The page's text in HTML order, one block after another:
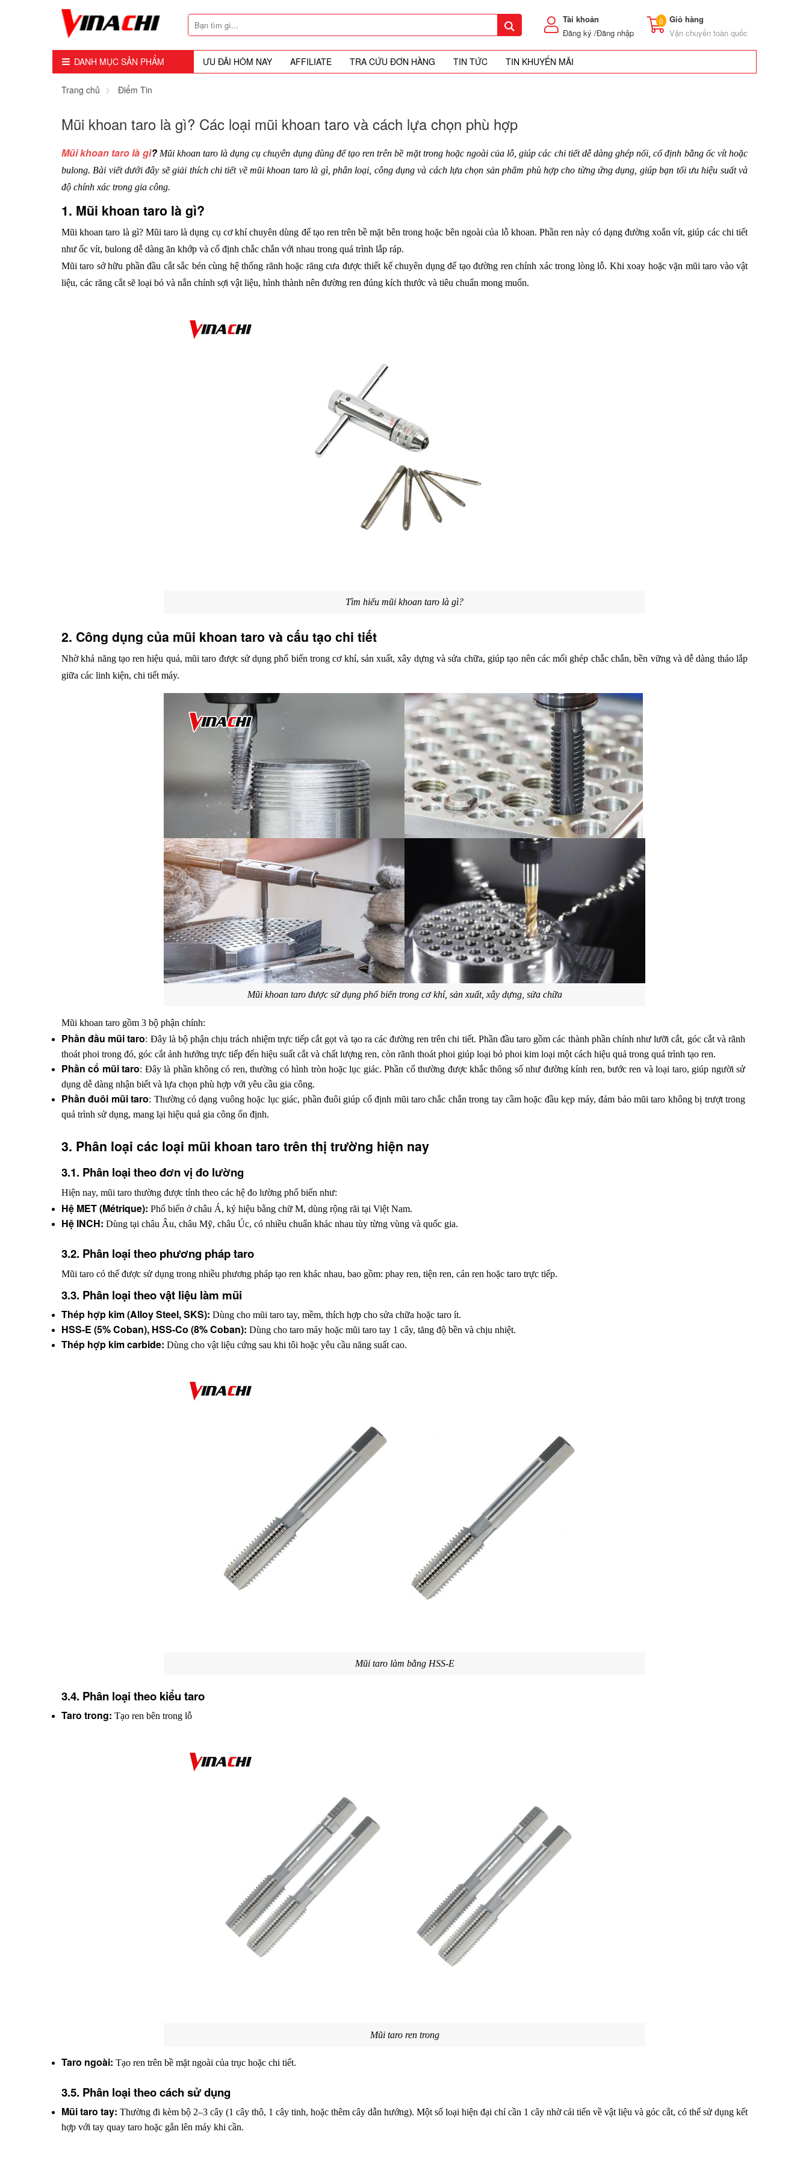
Tài khoản
Đăng ký /Đăng nhập
0
Giỏ hàng
Vận chuyển toàn quốc
DANH MỤC SẢN PHẨM ƯU ĐÃI HÔM NAY AFFILIATE TRA CỨU ĐƠN HÀNG TIN TỨC TIN KHUYẾN MÃI
Dụng Cụ - Công Cụ
Máy Cầm Tay
Máy Chế Biến Gỗ
Thiết bị Dùng Hơi
Khóa - Phụ Kiện Cửa
Trang chủ Điểm Tin
Mũi khoan taro là gì? Các loại mũi khoan taro và cách lựa chọn phù hợp
Mũi khoan taro là gì? Mũi khoan taro là dụng cụ chuyên dụng dùng để tạo ren trên bề mặt trong hoặc ngoài của lỗ, giúp các chi tiết dễ dàng ghép nối, cố định bằng ốc vít hoặc
bulong. Bài viết dưới đây sẽ giải thích chi tiết về mũi khoan taro là gì, phân loại, công dụng và cách lựa chọn sản phẩm phù hợp cho từng ứng dụng, giúp bạn tối ưu hiệu suất và
độ chính xác trong gia công.
1. Mũi khoan taro là gì?
Mũi khoan taro là gì? Mũi taro là dụng cụ cơ khí chuyên dùng để tạo ren trên bề mặt bên trong hoặc bên ngoài của lỗ khoan. Phần ren này có dạng đường xoắn vít, giúp các chi tiết
như ốc vít, bulong dễ dàng ăn khớp và cố định chắc chắn với nhau trong quá trình lắp ráp.
Mũi taro sở hữu phần đầu cắt sắc bén cùng hệ thống rãnh hoặc răng cưa được thiết kế chuyên dụng để tạo đường ren chính xác trong lòng lỗ. Khi xoay hoặc vặn mũi taro vào vật
liệu, các răng cắt sẽ loại bỏ và nắn chỉnh sợi vật liệu, hình thành nên đường ren đúng kích thước và tiêu chuẩn mong muốn.
Tìm hiểu mũi khoan taro là gì?
2. Công dụng của mũi khoan taro và cấu tạo chi tiết
Nhờ khả năng tạo ren hiệu quả, mũi taro được sử dụng phổ biến trong cơ khí, sản xuất, xây dựng và sửa chữa, giúp tạo nên các mối ghép chắc chắn, bền vững và dễ dàng tháo lắp
giữa các linh kiện, chi tiết máy.
Mũi khoan taro được sử dụng phổ biến trong cơ khí, sản xuất, xây dựng, sửa chữa
Mũi khoan taro gồm 3 bộ phận chính:
Phần đầu mũi taro: Đây là bộ phận chịu trách nhiệm trực tiếp cắt gọt và tạo ra các đường ren trên chi tiết. Phần đầu taro gồm các thành phần chính như lưỡi cắt, góc cắt và rãnh
thoát phoi trong đó, góc cắt ảnh hưởng trực tiếp đến hiệu suất cắt và chất lượng ren, còn rãnh thoát phoi giúp loại bỏ phoi kim loại một cách hiệu quả trong quá trình tạo ren.
Phần cổ mũi taro: Đây là phần không có ren, thường có hình tròn hoặc lục giác. Phần cổ thường được khắc thông số như đường kính ren, bước ren và loại taro, giúp người sử
dụng dễ dàng nhận biết và lựa chọn phù hợp với yêu cầu gia công.
Phần đuôi mũi taro: Thường có dạng vuông hoặc lục giác, phần đuôi giúp cố định mũi taro chắc chắn trong tay cầm hoặc đầu kẹp máy, đảm bảo mũi taro không bị trượt trong
quá trình sử dụng, mang lại hiệu quả gia công ổn định.
3. Phân loại các loại mũi khoan taro trên thị trường hiện nay
3.1. Phân loại theo đơn vị đo lường
Hiện nay, mũi taro thường được tính theo các hệ đo lường phổ biến như:
Hệ MET (Métrique): Phổ biến ở châu Á, ký hiệu bằng chữ M, dùng rộng rãi tại Việt Nam.
Hệ INCH: Dùng tại châu Âu, châu Mỹ, châu Úc, có nhiều chuẩn khác nhau tùy từng vùng và quốc gia.
3.2. Phân loại theo phương pháp taro
Mũi taro có thể được sử dụng trong nhiều phương pháp tạo ren khác nhau, bao gồm: phay ren, tiện ren, cán ren hoặc taro trực tiếp.
3.3. Phân loại theo vật liệu làm mũi
Thép hợp kim (Alloy Steel, SKS): Dùng cho mũi taro tay, mềm, thích hợp cho sửa chữa hoặc taro ít.
HSS-E (5% Coban), HSS-Co (8% Coban): Dùng cho taro máy hoặc mũi taro tay 1 cây, tăng độ bền và chịu nhiệt.
Thép hợp kim carbide: Dùng cho vật liệu cứng sau khi tôi hoặc yêu cầu năng suất cao.
Mũi taro làm bằng HSS-E
3.4. Phân loại theo kiểu taro
Taro trong: Tạo ren bên trong lỗ
Mũi taro ren trong
Taro ngoài: Tạo ren trên bề mặt ngoài của trục hoặc chi tiết.
3.5. Phân loại theo cách sử dụng
Mũi taro tay: Thường đi kèm bộ 2–3 cây (1 cây thô, 1 cây tinh, hoặc thêm cây dẫn hướng). Một số loại hiện đại chỉ cần 1 cây nhờ cải tiến về vật liệu và góc cắt, có thể sử dụng kết
hợp với tay quay taro hoặc gắn lên máy khi cần.